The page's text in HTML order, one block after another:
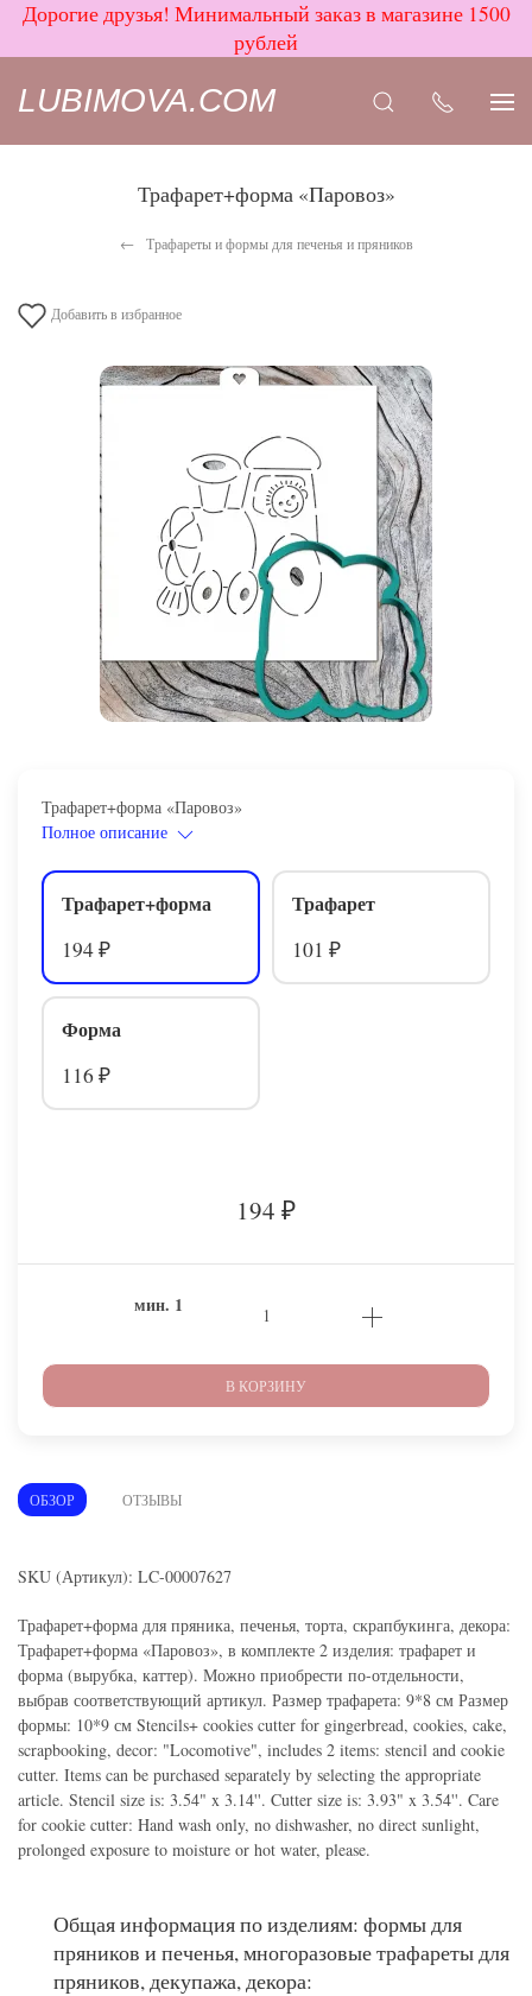
Дорогие друзья! Минимальный заказ в магазине 1500
рублей
LUBIMOVA.COM
Трафарет+форма «Паровоз»
Трафареты и формы для печенья и пряников
Добавить в избранное
Трафарет+форма «Паровоз»
Полное описание
Трафарет+форма
194 ₽
Трафарет
101 ₽
Форма
116 ₽
194 ₽
мин. 1
В КОРЗИНУ
ОБЗОР ОТЗЫВЫ
SKU (Артикул): LC-00007627
Трафарет+форма для пряника, печенья, торта, скрапбукинга, декора:
Трафарет+форма «Паровоз», в комплекте 2 изделия: трафарет и
форма (вырубка, каттер). Можно приобрести по-отдельности,
выбрав соответствующий артикул. Размер трафарета: 9*8 см Размер
формы: 10*9 см Stencils+ cookies cutter for gingerbread, cookies, cake,
scrapbooking, decor: "Locomotive", includes 2 items: stencil and cookie
cutter. Items can be purchased separately by selecting the appropriate
article. Stencil size is: 3.54" x 3.14''. Cutter size is: 3.93" x 3.54''. Care
for cookie cutter: Hand wash only, no dishwasher, no direct sunlight,
prolonged exposure to moisture or hot water, please.
Общая информация по изделиям: формы для
пряников и печенья, многоразовые трафареты для
пряников, декупажа, декора: